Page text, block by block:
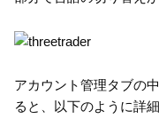
アカウント管理タブの
ると、以下のように詳